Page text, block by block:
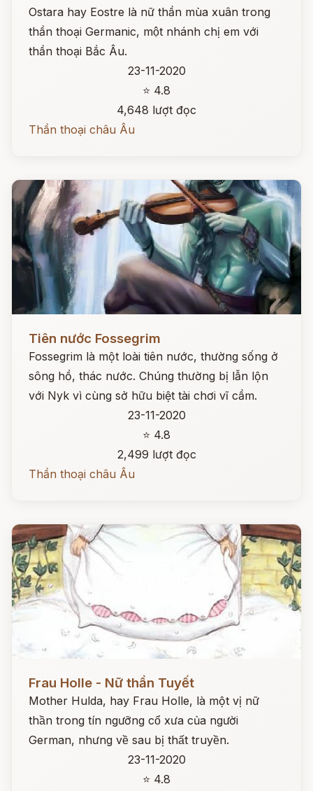
Ostara hay Eostre là nữ thần mùa xuân trong
thần thoại Germanic, một nhánh chị em với
thần thoại Bắc Âu.
23-11-2020
⭐ 4.8
4,648 lượt đọc
Thần thoại châu Âu
Tiên nước Fossegrim
Fossegrim là một loài tiên nước, thường sống ở
sông hồ, thác nước. Chúng thường bị lẫn lộn
với Nyk vì cùng sở hữu biệt tài chơi vĩ cầm.
23-11-2020
⭐ 4.8
2,499 lượt đọc
Thần thoại châu Âu
Frau Holle - Nữ thần Tuyết
Mother Hulda, hay Frau Holle, là một vị nữ
thần trong tín ngưỡng cổ xưa của người
German, nhưng về sau bị thất truyền.
23-11-2020
⭐ 4.8